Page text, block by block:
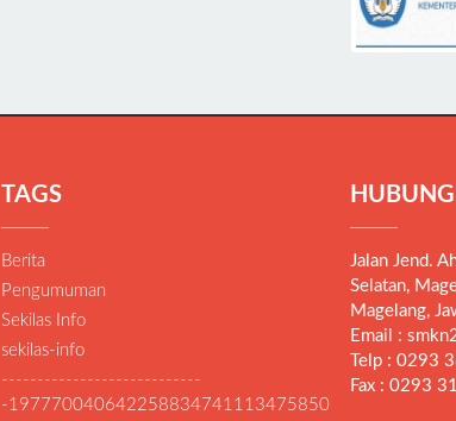
TAGS
Berita
Pengumuman
Sekilas Info
sekilas-info
----------------------------
-197770040642258834741113475850
Jalan Jend.
Selatan,
Magelang,
Email :
Telp : 0293
Fax : 0293